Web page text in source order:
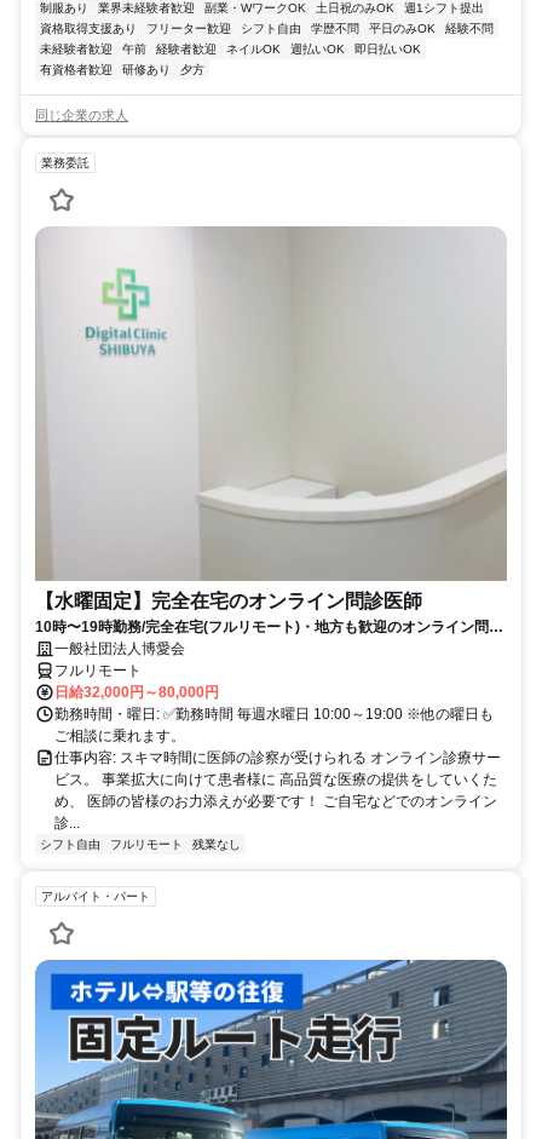
制服あり 業界未経験者歓迎 副業・WワークOK 土日祝のみOK
週1シフト提出
資格取得支援あり
フリーター歓迎 シフト自由 学歴不問 平日のみOK
経験不問
未経験者歓迎
午前 経験者歓迎 ネイルOK 週払いOK
即日払いOK
有資格者歓迎
研修あり 夕方
同じ企業の求人
業務委託
【水曜固定】完全在宅のオンライン問診医師
10時〜19時勤務/完全在宅(フルリモート)・地方も歓迎のオンライン問診
業務一般社団法人博愛会
フルリモート
日給32,000円～80,000円
勤務時間・曜日: ✅勤務時間 毎週水曜日 10:00～19:00 ※他の曜日も
ご相談に乗れます。
仕事内容: スキマ時間に医師の診察が受けられる オンライン診療サー
ビス。 事業拡大に向けて患者様に 高品質な医療の提供をしていくた
め、 医師の皆様のお力添えが必要です！ ご自宅などでのオンライン
診...
シフト自由 フルリモート 残業なし
アルバイト・パート